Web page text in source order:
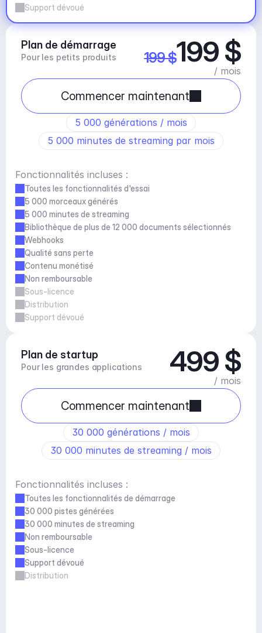
Support dévoué
Plan de démarrage
Pour les petits produits 199 $199 $
/ mois
Commencer maintenant
5 000 générations / mois
5 000 minutes de streaming par mois
Fonctionnalités incluses :
Toutes les fonctionnalités d'essai
5 000 morceaux générés
5 000 minutes de streaming
Bibliothèque de plus de 12 000 documents sélectionnés
Webhooks
Qualité sans perte
Contenu monétisé
Non remboursable
Sous-licence
Distribution
Support dévoué
Plan de startup
Pour les grandes applications 499 $
/ mois
Commencer maintenant
30 000 générations / mois
30 000 minutes de streaming / mois
Fonctionnalités incluses :
Toutes les fonctionnalités de démarrage
30 000 pistes générées
30 000 minutes de streaming
Non remboursable
Sous-licence
Support dévoué
Distribution